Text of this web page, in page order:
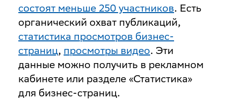
состоят меньше 250 участников. Есть
органический охват публикаций,
статистика просмотров бизнес-
страниц, просмотры видео. Эти
данные можно получить в рекламном
кабинете или разделе «Статистика»
для бизнес-страниц.